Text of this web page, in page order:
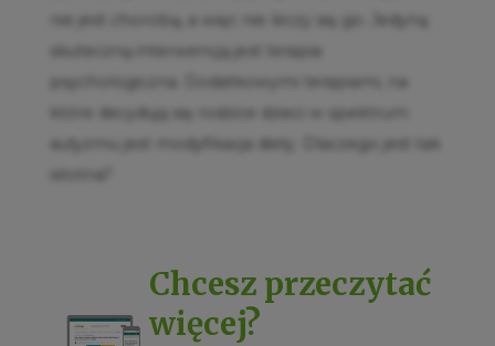
skuteczną interwencją jest terapia
psychologiczna. Dodatkowymi terapiami, na
Chcesz przeczytać
więcej?